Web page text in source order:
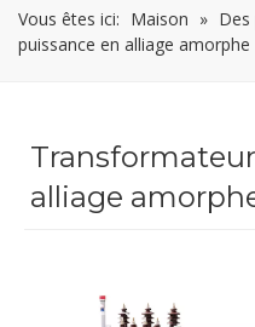
Vous êtes ici: Maison »
puissance en alliage amorphe
alliage